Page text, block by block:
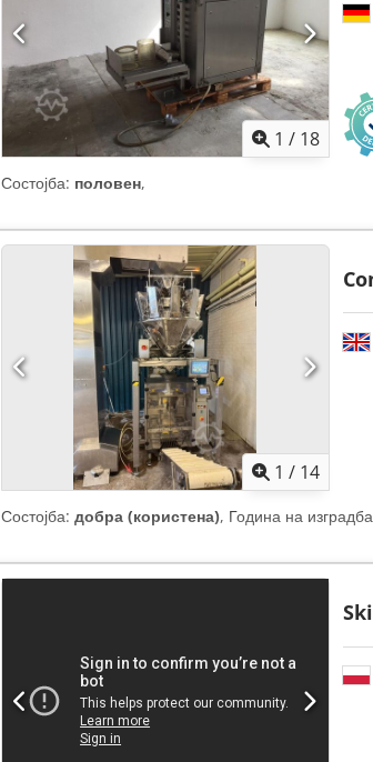
1 / 18
Состојба: половен,
1 / 14
Состојба: добра (користена), Година на